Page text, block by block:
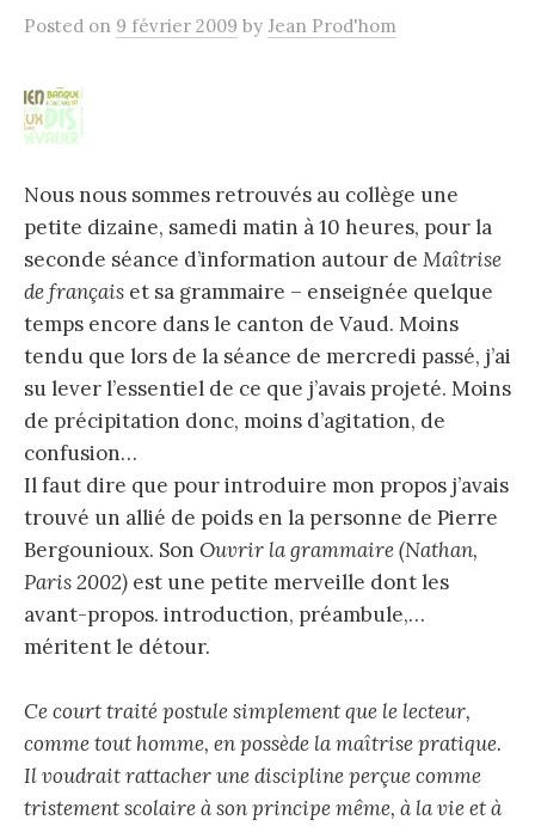
Posted on 9 février 2009 by Jean Prod'hom
Nous nous sommes retrouvés au collège une
petite dizaine, samedi matin à 10 heures, pour la
seconde séance d’information autour de Maîtrise
de français et sa grammaire – enseignée quelque
temps encore dans le canton de Vaud. Moins
tendu que lors de la séance de mercredi passé, j’ai
su lever l’essentiel de ce que j’avais projeté. Moins
de précipitation donc, moins d’agitation, de
confusion…
Il faut dire que pour introduire mon propos j’avais
trouvé un allié de poids en la personne de Pierre
Bergounioux. Son Ouvrir la grammaire (Nathan,
Paris 2002) est une petite merveille dont les
avant-propos. introduction, préambule,…
méritent le détour.
Ce court traité postule simplement que le lecteur,
comme tout homme, en possède la maîtrise pratique.
Il voudrait rattacher une discipline perçue comme
tristement scolaire à son principe même, à la vie et à